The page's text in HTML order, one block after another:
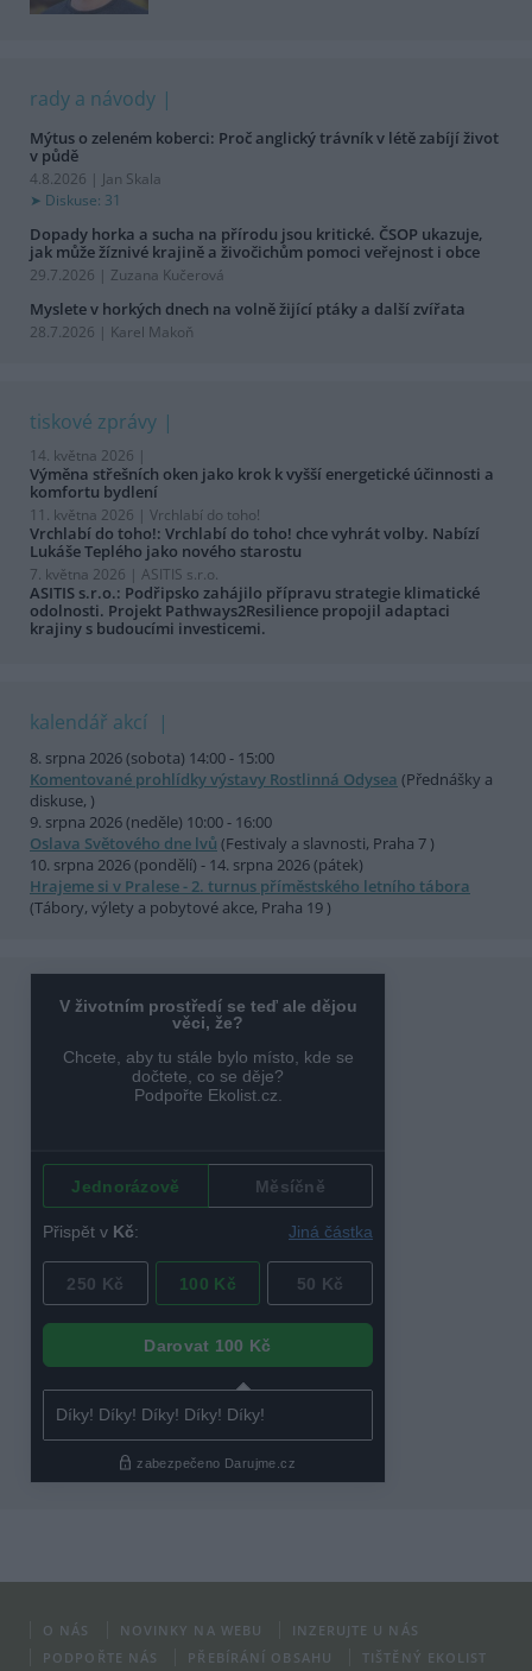
rady a návody
Mýtus o zeleném koberci: Proč anglický trávník v létě zabíjí život
v půdě
4.8.2026 | Jan Skala
Diskuse: 31
Dopady horka a sucha na přírodu jsou kritické. ČSOP ukazuje,
jak může žíznivé krajině a živočichům pomoci veřejnost i obce
29.7.2026 | Zuzana Kučerová
Myslete v horkých dnech na volně žijící ptáky a další zvířata
28.7.2026 | Karel Makoň
tiskové zprávy
14. května 2026 |
Výměna střešních oken jako krok k vyšší energetické účinnosti a
komfortu bydlení
11. května 2026 | Vrchlabí do toho!
Vrchlabí do toho!: Vrchlabí do toho! chce vyhrát volby. Nabízí
Lukáše Teplého jako nového starostu
7. května 2026 | ASITIS s.r.o.
ASITIS s.r.o.: Podřipsko zahájilo přípravu strategie klimatické
odolnosti. Projekt Pathways2Resilience propojil adaptaci
krajiny s budoucími investicemi.
kalendář akcí
8. srpna 2026 (sobota) 14:00 - 15:00
Komentované prohlídky výstavy Rostlinná Odysea (Přednášky a
diskuse, )
9. srpna 2026 (neděle) 10:00 - 16:00
Oslava Světového dne lvů (Festivaly a slavnosti, Praha 7 )
10. srpna 2026 (pondělí) - 14. srpna 2026 (pátek)
Hrajeme si v Pralese - 2. turnus příměstského letního tábora
(Tábory, výlety a pobytové akce, Praha 19 )
O NÁS NOVINKY NA WEBU
INZERUJTE U NÁS
PODPOŘTE NÁS
PŘEBÍRÁNÍ OBSAHU TIŠTĚNÝ EKOLIST